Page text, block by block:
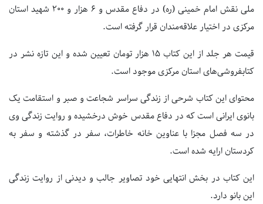
ملی نقش امام خمینی (ره) در دفاع مقدس و ۶ هزار و ۲۰۰ شهید استان
مرکزی در اختیار علاقه‌مندان قرار گرفته است.
قیمت هر جلد از این کتاب ۱۵ هزار تومان تعیین شده و این تازه نشر در
کتابفروشی‌های استان مرکزی موجود است.
محتوای این کتاب شرحی از زندگی سراسر شجاعت و صبر و استقامت یک
بانوی ایرانی است که در دفاع مقدس خوش درخشیده و روایت زندگی وی
در سه فصل مجزا با عناوین خانه خاطرات، سفر در گذشته و سفر به
کردستان ارایه شده است.
این کتاب در بخش انتهایی خود تصاویر جالب و دیدنی از روایت زندگی
این بانو دارد.